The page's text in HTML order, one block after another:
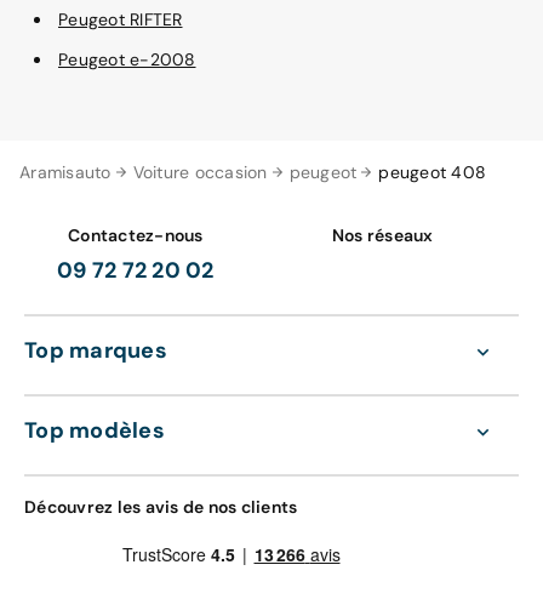
Aramisauto Voiture occasion peugeot peugeot 408
Peugeot RIFTER
Peugeot e-2008
Contactez-nous
09 72 72 20 02
Nos réseaux
Top marques
Top modèles
Découvrez les avis de nos clients